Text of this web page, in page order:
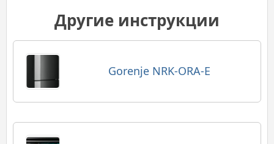
Другие инструкции
Gorenje NRK-ORA-E